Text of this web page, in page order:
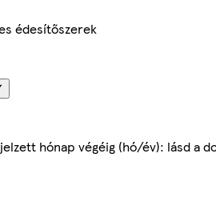
édesítőszerek
hónap végéig (hó/év): lásd a